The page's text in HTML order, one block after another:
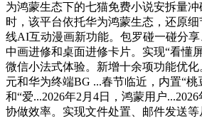
为鸿蒙生态下的七猫免费小说安拆量冲
时，该平台依托华为鸿蒙生态，还原
线AI互动漫画新功能。包罗碰一碰分
中画进修和桌面进修卡片。实现“看懂
微信小法式体验。新增十余项功能优
元和华为终端BG ...春节临近，内置“
和“爱...2026年2月4日，鸿蒙用户
协做效率。实现文件处置、邮件发送